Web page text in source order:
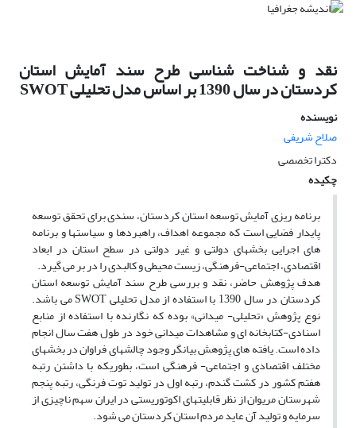
نقد و شناخت شناسی طرح سند آمایش استان
کردستان در سال 1390 بر اساس مدل تحلیلی SWOT
نویسنده
صلاح شریفی
دکترا تخصصی
چکیده
برنامه ریزی آمایش توسعه استان کردستان، سندی برای تحقق توسعه
پایدار فضایی است که مجموعه اهداف، راهبردها و سیاستها و برنامه
های اجرایی بخشهای دولتی و غیر دولتی در سطح استان در ابعاد
اقتصادی، اجتماعی-فرهنگی، زیست محیطی و کالبدی را در بر می گیرد.
هدف پژوهش حاضر، نقد و بررسی طرح سند آمایش توسعه استان
کردستان در سال 1390 با استفاده از مدل تحلیلی SWOT می باشد.
نوع پژوهش «تحلیلی- میدانی» بوده که نگارنده با استفاده از منابع
اسنادی-کتابخانه ای و مشاهدات میدانی خود در طول هفت سال انجام
داده است. یافته های پژوهش بیانگر وجود چالشهای فراوان در بخشهای
مختلف اقتصادی و اجتماعی- فرهنگی است، بطوریکه با داشتن رتبه
هفتم کشور در کشت گندم، رتبه اول در تولید توت فرنگی، رتبه پنجم
شهرستان مریوان از نظر قابلیتهای اکوتوریستی در ایران سهم ناچیزی از
سرمایه و تولید آن عاید مردم استان کردستان می شود.